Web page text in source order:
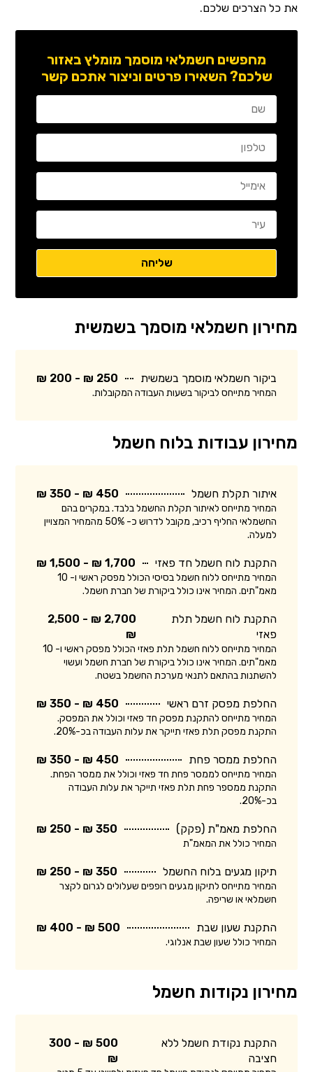
את כל הצרכים שלכם.
מחפשים חשמלאי מוסמך מומלץ באזור
שלכם? השאירו פרטים וניצור אתכם קשר
מחירון חשמלאי מוסמך בשמשית
ביקור חשמלאי מוסמך בשמשית 250 ₪ - 200 ₪
המחיר מתייחס לביקור בשעות העבודה המקובלות.
מחירון עבודות בלוח חשמל
איתור תקלת חשמל 450 ₪ - 350 ₪
המחיר מתייחס לאיתור תקלת החשמל בלבד. במקרים בהם
החשמלאי החליף רכיב, מקובל לדרוש כ- 50% מהמחיר המצויין
למעלה.
התקנת לוח חשמל חד פאזי 1,700 ₪ - 1,500 ₪
המחיר מתייחס ללוח חשמל בסיסי הכולל מפסק ראשי ו- 10
מאמ"תים. המחיר אינו כולל ביקורת של חברת חשמל.
התקנת לוח חשמל תלת
פאזי
2,700 ₪ - 2,500
₪
המחיר מתייחס ללוח חשמל תלת פאזי הכולל מפסק ראשי ו- 10
מאמ"תים. המחיר אינו כולל ביקורת של חברת חשמל ועשוי
להשתנות בהתאם לתנאי מערכת החשמל בשטח.
החלפת מפסק זרם ראשי 450 ₪ - 350 ₪
המחיר מתייחס להתקנת מפסק חד פאזי וכולל את המפסק.
התקנת מפסק תלת פאזי תייקר את עלות העבודה בכ-20%.
החלפת ממסר פחת 450 ₪ - 350 ₪
המחיר מתייחס לממסר פחת חד פאזי וכולל את ממסר הפחת.
התקנת ממספר פחת תלת פאזי תייקר את עלות העבודה
בכ-20%.
החלפת מאמ"ת (פקק) 350 ₪ - 250 ₪
המחיר כולל את המאמ"ת
תיקון מגעים בלוח החשמל 350 ₪ - 250 ₪
המחיר מתייחס לתיקון מגעים רופפים שעלולים לגרום לקצר
חשמלאי או שריפה.
התקנת שעון שבת 500 ₪ - 400 ₪
המחיר כולל שעון שבת אנלוגי.
מחירון נקודות חשמל
התקנת נקודת חשמל ללא
חציבה
500 ₪ - 300
₪